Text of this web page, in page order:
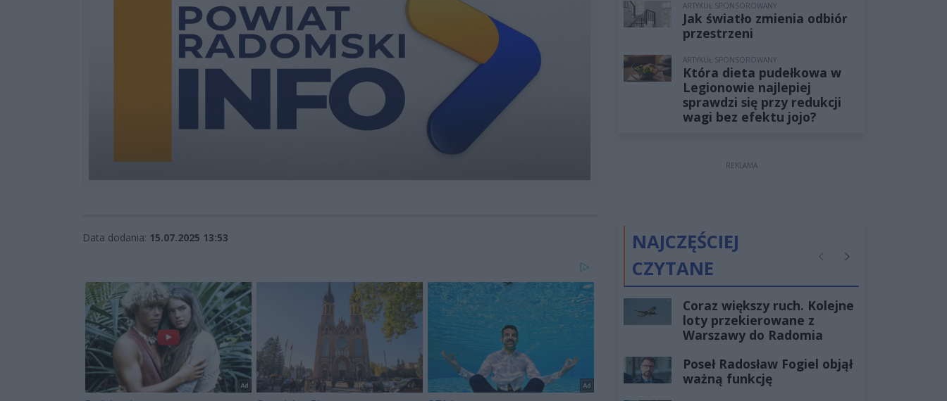
Data dodania: 15.07.2025 13:53
ARTYKUŁ SPONSOROWANY
Jak światło zmienia odbiór
przestrzeni
ARTYKUŁ SPONSOROWANY
Która dieta pudełkowa w
Legionowie najlepiej
sprawdzi się przy redukcji
wagi bez efektu jojo?
REKLAMA
NAJCZĘŚCIEJ
CZYTANE
PoprzednieNastępne
Coraz większy ruch. Kolejne
loty przekierowane z
Warszawy do Radomia
Poseł Radosław Fogiel objął
ważną funkcję